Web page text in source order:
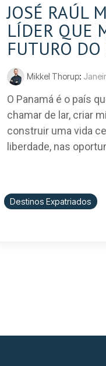
JOSÉ RAÚL
LÍDER QUE
FUTURO
Mikkel Thorup:
O Panamá é o país
chamar de lar, criar
construir uma vida
liberdade, nas
Destinos Expatriados